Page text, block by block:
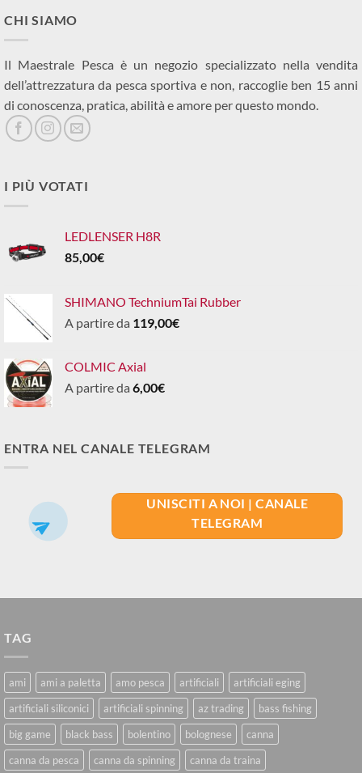
CHI SIAMO
Il Maestrale Pesca è un negozio specializzato nella vendita
dell’attrezzatura da pesca sportiva e non, raccoglie ben 15 anni
di conoscenza, pratica, abilità e amore per questo mondo.
I PIÙ VOTATI
LEDLENSER H8R
85,00€
SHIMANO TechniumTai Rubber
A partire da 119,00€
COLMIC Axial
A partire da 6,00€
ENTRA NEL CANALE TELEGRAM
UNISCITI A NOI | CANALE
TELEGRAM
TAG
ami ami a paletta amo pesca artificiali
artificiali eging
artificiali siliconici
artificiali spinning az trading
bass fishing
big game
black bass bolentino bolognese
canna
canna da pesca
canna da spinning canna da traina